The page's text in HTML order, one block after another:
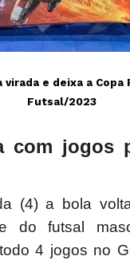
e deixa a Copa
Futsal/2023
com jogos
(4) a bola
do futsal
4 jogos no